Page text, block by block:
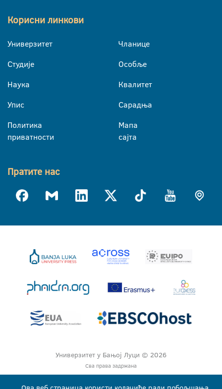
Корисни линкови
Универзитет
Студије
Наука
Упис
Политика
приватности
Чланице
Особље
Квалитет
Сарадња
Мапа
сајта
Пратите нас
Универзитет у Бањој Луци © 2026
Сва права задржана